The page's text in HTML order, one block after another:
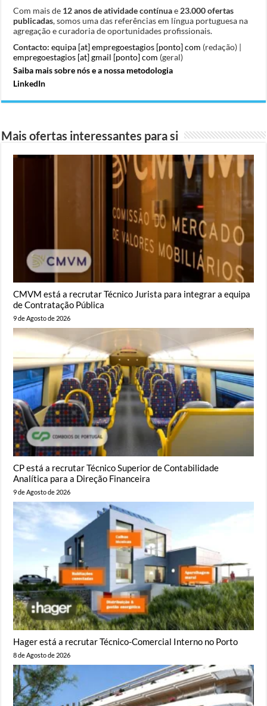
Com mais de 12 anos de atividade contínuae 23.000 ofertas
publicadas, somos uma das referências em língua portuguesa na
agregação e curadoria de oportunidades profissionais.
Contacto: equipa [at] empregoestagios [ponto] com (redação) |
empregoestagios [at] gmail [ponto] com (geral)
Saiba mais sobre nós e a nossa metodologia
LinkedIn
Mais ofertas interessantes para si
CMVM está a recrutar Técnico Jurista para integrar a equipa
de Contratação Pública
9 de Agosto de 2026
CP está a recrutar Técnico Superior de Contabilidade
Analítica para a Direção Financeira
9 de Agosto de 2026
Hager está a recrutar Técnico-Comercial Interno no Porto
8 de Agosto de 2026